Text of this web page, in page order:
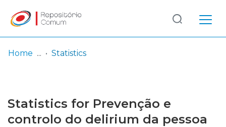
Browse repository
Log
In
(current)
Home Statistics
Statistics for Prevenção e
controlo do delirium da pessoa